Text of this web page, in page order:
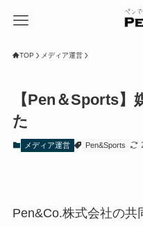
TOP メディア運営
【Pen＆Sports】
た
メディア運営 Pen&Sports
Pen&Co.株式会社の共